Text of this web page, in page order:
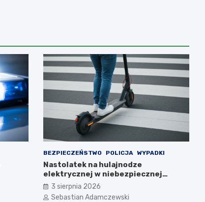
BEZPIECZEŃSTWO POLICJA WYPADKI
Nastolatek na hulajnodze
elektrycznej w niebezpiecznej
jeździe zatrzymany przez policję
3 sierpnia 2026
Sebastian Adamczewski